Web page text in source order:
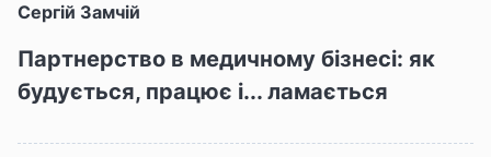
Сергій Замчій
Партнерство в медичному бізнесі: як
будується, працює і... ламається